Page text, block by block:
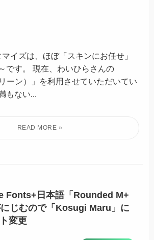
イズは、ほぼ「スキンにお任せ」
です。 現在、わいひらさんの
ーン）」を利用させていただいてい
もない...
Fonts+日本語「Rounded M+
じむので「Kosugi Maru」に
変更